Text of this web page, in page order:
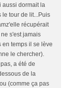
aussi dormait la
le tour de lit...Puis
récupérait
s'est jamais
en temps il se lève
le chercher).
a été de
de la
(comme ça pas